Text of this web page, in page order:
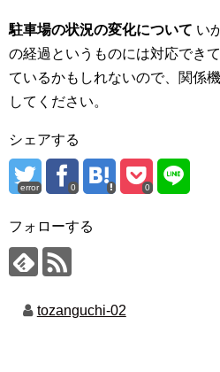
駐車場の状況の変化について い
の経過というものには対応でき
ているかもしれないので、関係
してください。
シェアする
error 0 0
フォローする
tozanguchi-02